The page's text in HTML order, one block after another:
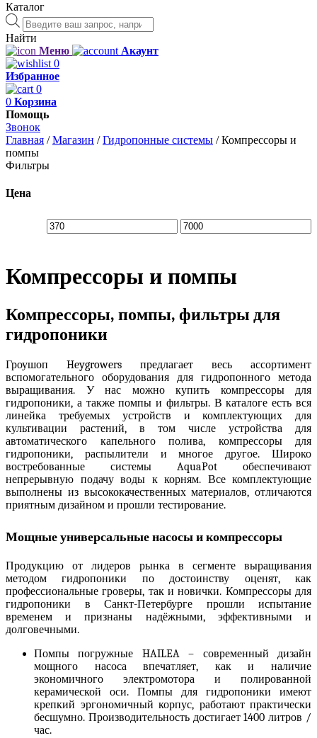
Каталог
Поиск
товаров
Найти
Меню
Акаунт
0
Избранное
0
0 Корзина
Помощь
Звонок
Главная /Магазин /Гидропонные системы /Компрессоры и
помпы
Фильтры
Цена
Компрессоры и помпы
Компрессоры, помпы, фильтры для
гидропоники
Гроушоп Heygrowers предлагает весь ассортимент
вспомогательного оборудования для гидропонного метода
выращивания. У нас можно купить компрессоры для
гидропоники, а также помпы и фильтры. В каталоге есть вся
линейка требуемых устройств и комплектующих для
культивации растений, в том числе устройства для
автоматического капельного полива, компрессоры для
гидропоники, распылители и многое другое. Широко
востребованные системы AquaPot обеспечивают
непрерывную подачу воды к корням. Все комплектующие
выполнены из высококачественных материалов, отличаются
приятным дизайном и прошли тестирование.
Мощные универсальные насосы и компрессоры
Продукцию от лидеров рынка в сегменте выращивания
методом гидропоники по достоинству оценят, как
профессиональные гроверы, так и новички. Компрессоры для
гидропоники в Санкт-Петербурге прошли испытание
временем и признаны надёжными, эффективными и
долговечными.
Помпы погружные HAILEA– современный дизайн
мощного насоса впечатляет, как и наличие
экономичного электромотора и полированной
керамической оси. Помпы для гидропоники имеют
крепкий эргономичный корпус, работают практически
бесшумно. Производительность достигает 1400 литров /
час.